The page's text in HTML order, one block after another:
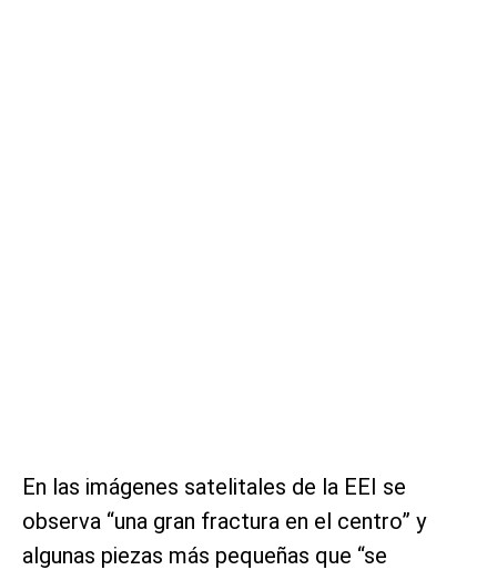
En las imágenes satelitales de la EEI se
observa “una gran fractura en el centro” y
algunas piezas más pequeñas que “se